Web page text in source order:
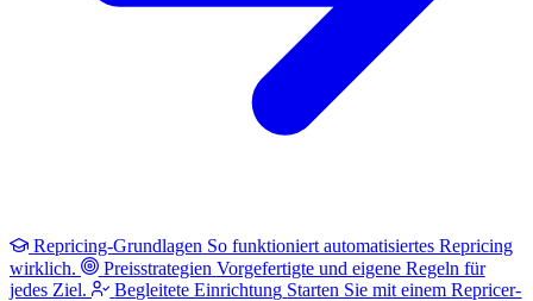
Repricing-Grundlagen So funktioniert automatisiertes Repricing
wirklich.
Preisstrategien Vorgefertigte und eigene Regeln für
jedes Ziel.
Begleitete Einrichtung Starten Sie mit einem Repricer-